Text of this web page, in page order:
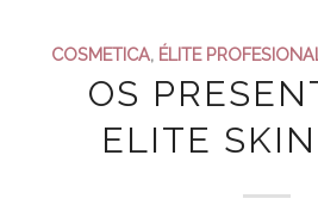
COSMETICA, ÉLITE
OS
ELITE